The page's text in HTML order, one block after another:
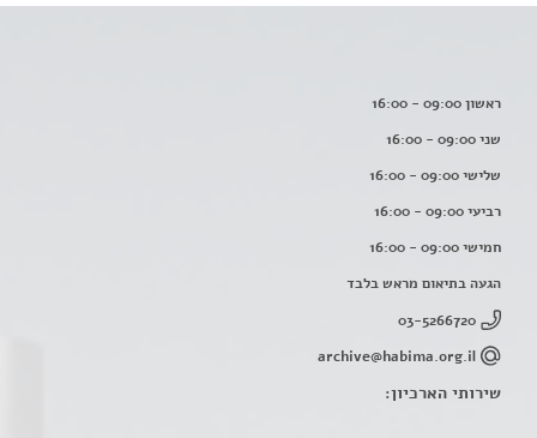
ראשון 09:00 - 16:00
שני 09:00 - 16:00
שלישי 09:00 - 16:00
רביעי 09:00 - 16:00
חמישי 09:00 - 16:00
הגעה בתיאום מראש בלבד
03-5266720
archive@habima.org.il
שירותי הארכיון: